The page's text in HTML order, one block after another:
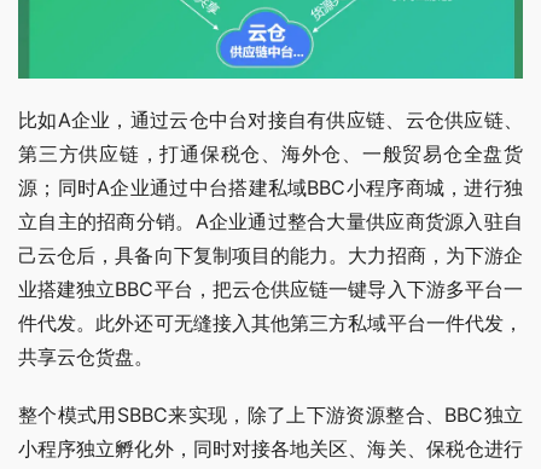
比如A企业，通过云仓中台对接自有供应链、云仓供应链、
第三方供应链，打通保税仓、海外仓、一般贸易仓全盘货
源；同时A企业通过中台搭建私域BBC小程序商城，进行独
立自主的招商分销。A企业通过整合大量供应商货源入驻自
己云仓后，具备向下复制项目的能力。大力招商，为下游企
业搭建独立BBC平台，把云仓供应链一键导入下游多平台一
件代发。此外还可无缝接入其他第三方私域平台一件代发，
共享云仓货盘。
整个模式用SBBC来实现，除了上下游资源整合、BBC独立
小程序独立孵化外，同时对接各地关区、海关、保税仓进行